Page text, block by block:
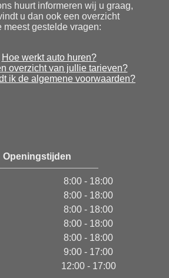
huurt informeren wij u graag,
u dan ook een overzicht
meest gestelde vragen:
Hoe werkt auto huren?
overzicht van jullie tarieven?
ik de algemene voorwaarden?
Openingstijden
8:00 - 18:00
8:00 - 18:00
8:00 - 18:00
8:00 - 18:00
8:00 - 18:00
9:00 - 17:00
12:00 - 17:00